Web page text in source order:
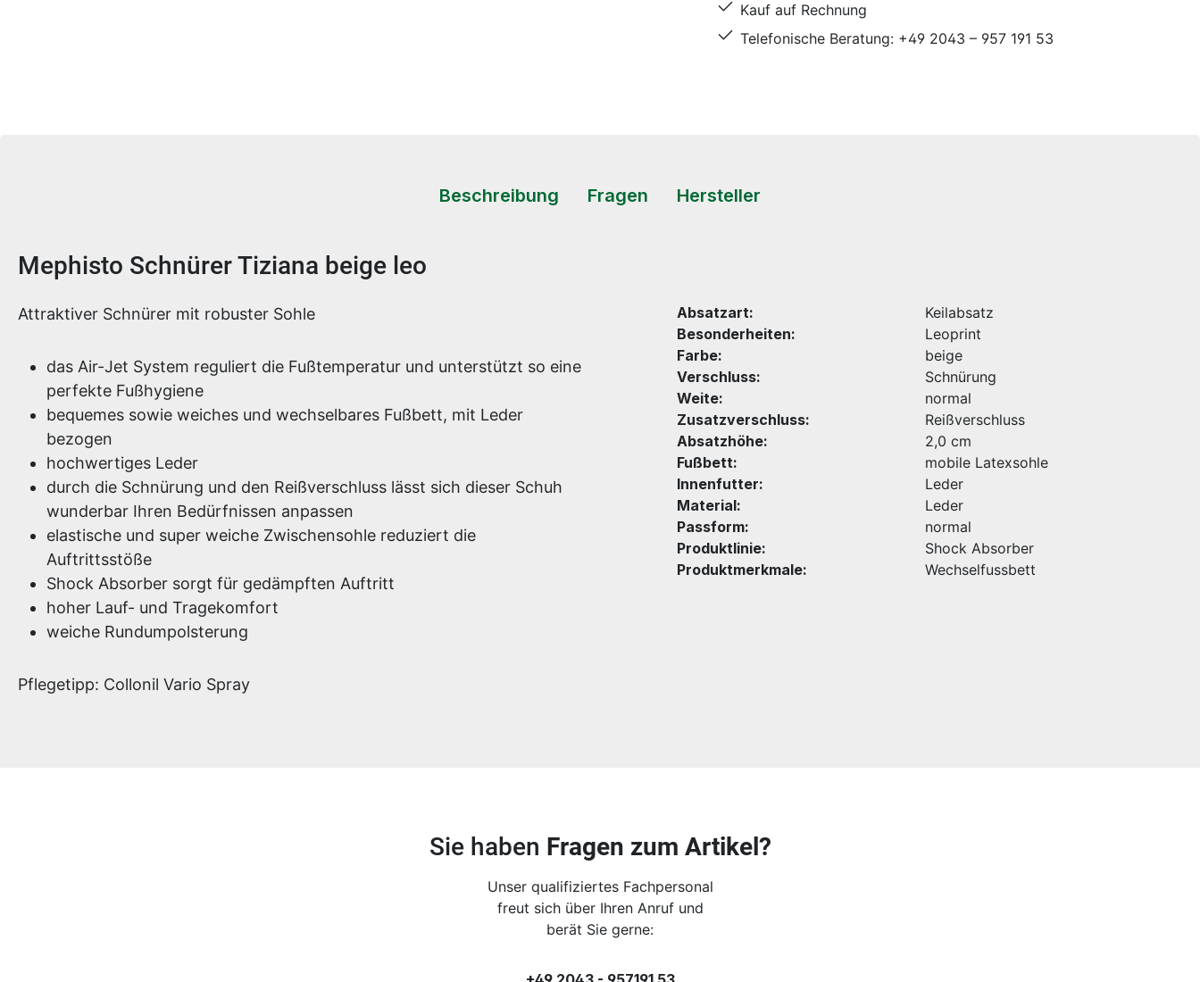
Kauf auf Rechnung
Telefonische Beratung: +49 2043 – 957 191 53
Beschreibung Fragen Hersteller
Produktinformationen
Mephisto Schnürer Tiziana beige leo
Attraktiver Schnürer mit robuster Sohle
das Air-Jet System reguliert die Fußtemperatur und unterstützt so eine
perfekte Fußhygiene
bequemes sowie weiches und wechselbares Fußbett, mit Leder
bezogen
hochwertiges Leder
durch die Schnürung und den Reißverschluss lässt sich dieser Schuh
wunderbar Ihren Bedürfnissen anpassen
elastische und super weiche Zwischensohle reduziert die
Auftrittsstöße
Shock Absorber sorgt für gedämpften Auftritt
hoher Lauf- und Tragekomfort
weiche Rundumpolsterung
Pflegetipp: Collonil Vario Spray
Absatzart:
Keilabsatz
Besonderheiten:
Leoprint
Farbe:
beige
Verschluss:
Schnürung
Weite:
normal
Zusatzverschluss:
Reißverschluss
Absatzhöhe:
2,0 cm
Fußbett:
mobile Latexsohle
Innenfutter:
Leder
Material:
Leder
Passform:
normal
Produktlinie:
Shock Absorber
Produktmerkmale:
Wechselfussbett
Sie haben Fragen zum Artikel?
Unser qualifiziertes Fachpersonal
freut sich über Ihren Anruf und
berät Sie gerne: